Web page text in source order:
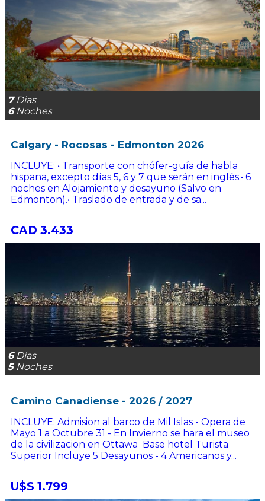
7Dias
6Noches
Calgary - Rocosas - Edmonton 2026
INCLUYE: • Transporte con chófer-guía de habla
hispana, excepto días 5, 6 y 7 que serán en inglés.• 6
noches en Alojamiento y desayuno (Salvo en
Edmonton).• Traslado de entrada y de sa...
CAD 3.433
6Dias
5Noches
Camino Canadiense - 2026 / 2027
INCLUYE: Admision al barco de Mil Islas - Opera de
Mayo 1 a Octubre 31 - En Invierno se hara el museo
de la civilizacion en Ottawa Base hotel Turista
Superior Incluye 5 Desayunos - 4 Americanos y...
U$S 1.799